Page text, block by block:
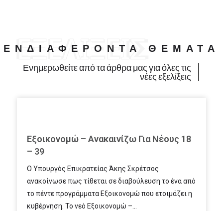
ΕΝΔΙΑΦΈΡΟΝΤΑ ΘΈΜΑΤΑ
Ενημερωθείτε από τα άρθρα μας για όλες τις
νέες εξελίξεις
Εξοικονομώ – Ανακαινίζω Για Νέους 18
– 39
Ο Υπουργός Επικρατείας Άκης Σκρέτσος
ανακοίνωσε πως τίθεται σε διαβούλευση το ένα από
το πέντε προγράμματα Εξοικονομώ που ετοιμάζει η
κυβέρνηση. Το νεό Εξοικονομώ –…